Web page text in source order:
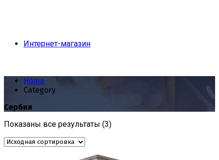
Интернет-магазин
Home
Category
Сербия
Показаны все результаты (3)